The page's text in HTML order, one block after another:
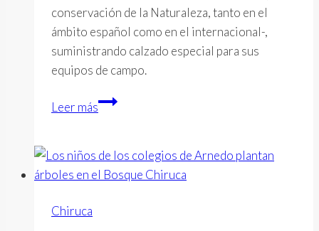
conservación de la Naturaleza, tanto en el
ámbito español como en el internacional-,
suministrando calzado especial para sus
equipos de campo.
Leer másChiruca
a
los
Chiruca